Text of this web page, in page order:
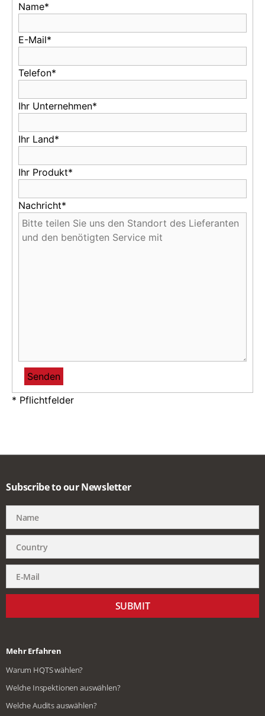
Name*
E-Mail*
Telefon*
Ihr Unternehmen*
Ihr Land*
Ihr Produkt*
Nachricht*
* Pflichtfelder
Subscribe to our Newsletter
SUBMIT
Mehr Erfahren
Warum HQTS wählen?
Welche Inspektionen auswählen?
Welche Audits auswählen?